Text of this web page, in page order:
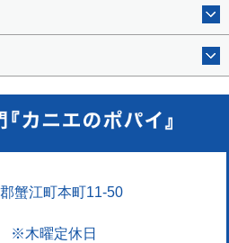
蟹江町本町11-50
※木曜定休日